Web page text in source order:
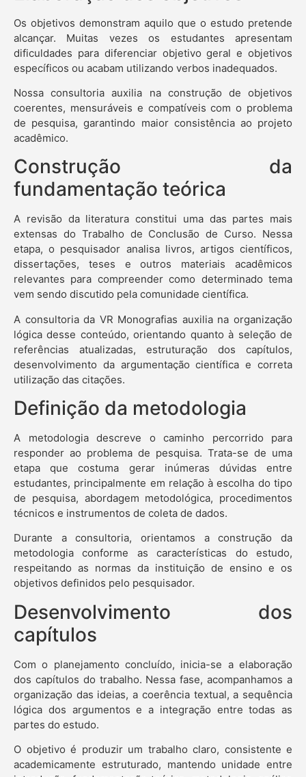
Os objetivos demonstram aquilo que o estudo pretende
alcançar. Muitas vezes os estudantes apresentam
dificuldades para diferenciar objetivo geral e objetivos
específicos ou acabam utilizando verbos inadequados.
Nossa consultoria auxilia na construção de objetivos
coerentes, mensuráveis e compatíveis com o problema
de pesquisa, garantindo maior consistência ao projeto
acadêmico.
Construção da
fundamentação teórica
A revisão da literatura constitui uma das partes mais
extensas do Trabalho de Conclusão de Curso. Nessa
etapa, o pesquisador analisa livros, artigos científicos,
dissertações, teses e outros materiais acadêmicos
relevantes para compreender como determinado tema
vem sendo discutido pela comunidade científica.
A consultoria da VR Monografias auxilia na organização
lógica desse conteúdo, orientando quanto à seleção de
referências atualizadas, estruturação dos capítulos,
desenvolvimento da argumentação científica e correta
utilização das citações.
Definição da metodologia
A metodologia descreve o caminho percorrido para
responder ao problema de pesquisa. Trata-se de uma
etapa que costuma gerar inúmeras dúvidas entre
estudantes, principalmente em relação à escolha do tipo
de pesquisa, abordagem metodológica, procedimentos
técnicos e instrumentos de coleta de dados.
Durante a consultoria, orientamos a construção da
metodologia conforme as características do estudo,
respeitando as normas da instituição de ensino e os
objetivos definidos pelo pesquisador.
Desenvolvimento dos
capítulos
Com o planejamento concluído, inicia-se a elaboração
dos capítulos do trabalho. Nessa fase, acompanhamos a
organização das ideias, a coerência textual, a sequência
lógica dos argumentos e a integração entre todas as
partes do estudo.
O objetivo é produzir um trabalho claro, consistente e
academicamente estruturado, mantendo unidade entre